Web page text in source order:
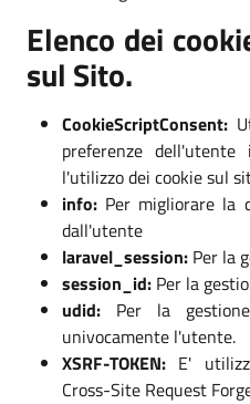
Elenco dei
sul Sito.
CookieScriptConsent:
preferenze
l'utilizzo dei cookie sul
info: Per migliorare la
dall'utente
laravel_session: Per la
session_id: Per la
udid: Per la
univocamente l'utente.
XSRF-TOKEN: E'
Cross-Site Request